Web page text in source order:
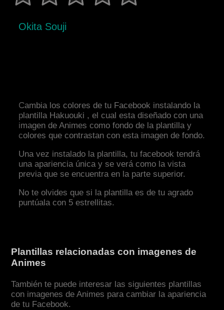
Okita Souji
Cambia los colores de tu Facebook instalando la
plantilla Hakuouki , el cual esta diseñado con una
imagen de Animes como fondo de la plantilla y
colores que contrastan con esta imagen de fondo.
Una vez instalado la plantilla, tu facebook tendrá
una apariencia única y se verá como la vista
previa que se encuentra en la parte superior.
No te olvides que si la plantilla es de tu agrado
puntúala con 5 estrellitas.
Plantillas relacionadas con imagenes de
Animes
También te puede interesar las siguientes plantillas
con imagenes de Animes para cambiar la apariencia
de tu Facebook.